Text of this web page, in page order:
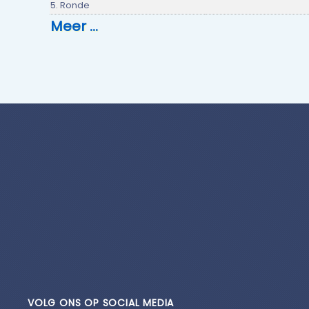
5. Ronde
Meer …
VOLG ONS OP SOCIAL MEDIA